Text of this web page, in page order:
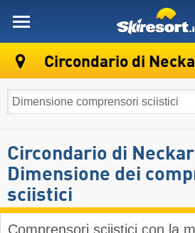
Circondario di
Circondario di
Dimensione dei
sciistici
Comprensori sciistici con la